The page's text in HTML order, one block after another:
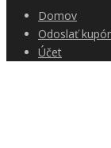
Domov
Odoslať
Účet